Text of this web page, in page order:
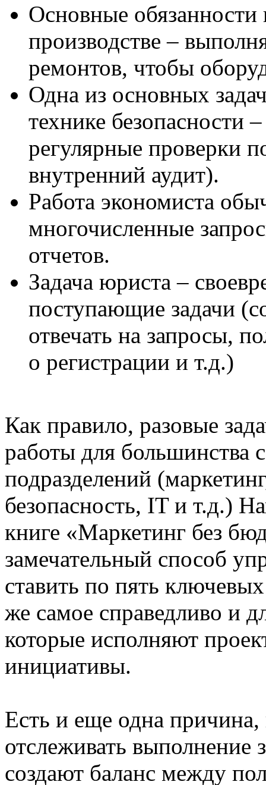
Основные обязанности
производстве –
ремонтов, чтобы
Одна из основных
технике безопасности
регулярные проверки
внутренний аудит).
Работа экономиста
многочисленные
отчетов.
Задача юриста –
поступающие задачи
отвечать на запросы,
о регистрации и т.д.)
Как правило, разовые
работы для большинства
подразделений
безопасность, IT и т.д.)
книге «Маркетинг без
замечательный способ
ставить по пять
же самое справедливо и
которые исполняют
инициативы.
Есть и еще одна
отслеживать выполнение
создают баланс между